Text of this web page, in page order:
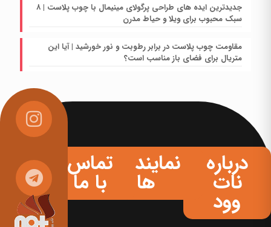
جدیدترین ایده های طراحی پرگولای مینیمال با چوب پلاست | ۸
سبک محبوب برای ویلا و حیاط مدرن
مقاومت چوب پلاست در برابر رطوبت و نور خورشید | آیا این
متریال برای فضای باز مناسب است؟
درباره
نات
وود
نمایندگی
ها
تماس
با ما